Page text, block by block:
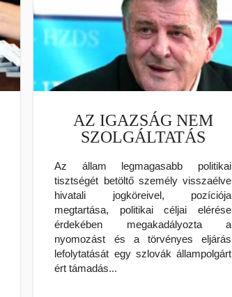
AZ IGAZSÁG NEM
SZOLGÁLTATÁS
Az állam legmagasabb politikai
tisztségét betöltő személy visszaélve
hivatali jogköreivel, pozíciója
megtartása, politikai céljai elérése
érdekében megakadályozta a
nyomozást és a törvényes eljárás
lefolytatását egy szlovák állampolgárt
ért támadás...